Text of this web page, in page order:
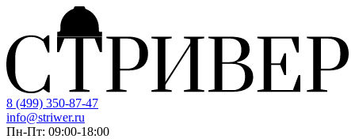
8 (499) 350-87-47
info@striwer.ru
Пн-Пт: 09:00-18:00